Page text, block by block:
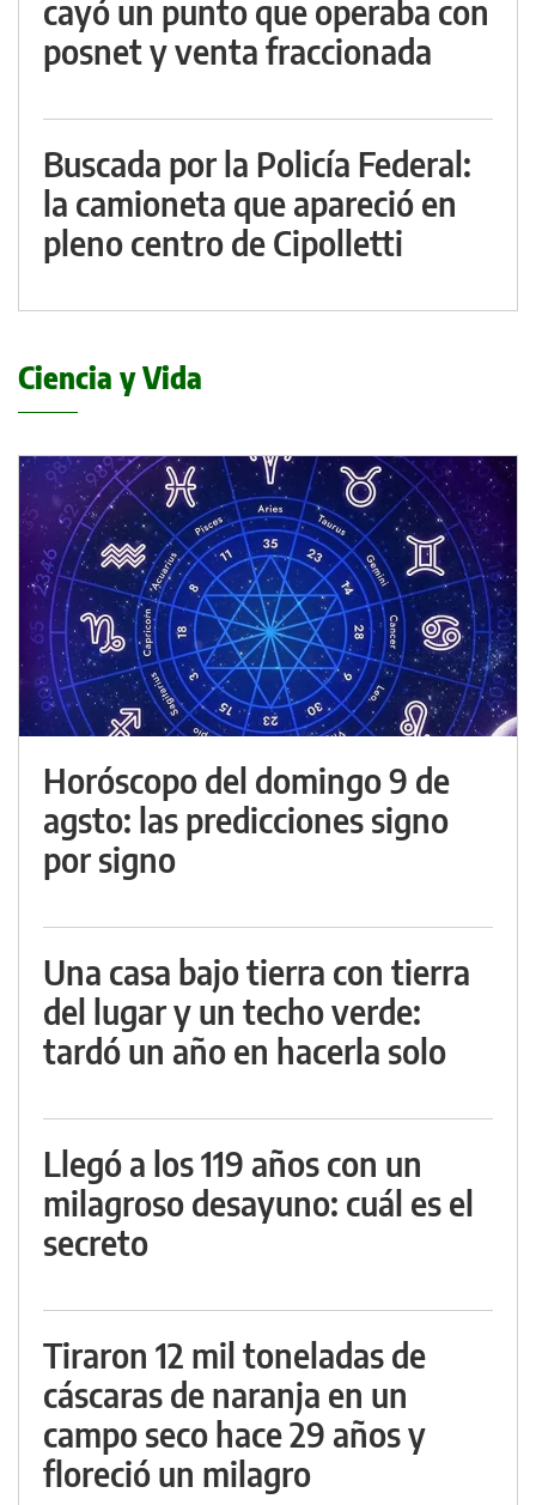
cayó un punto que operaba con
posnet y venta fraccionada
Buscada por la Policía Federal:
la camioneta que apareció en
pleno centro de Cipolletti
Ciencia y Vida
Horóscopo del domingo 9 de
agsto: las predicciones signo
por signo
Una casa bajo tierra con tierra
del lugar y un techo verde:
tardó un año en hacerla solo
Llegó a los 119 años con un
milagroso desayuno: cuál es el
secreto
Tiraron 12 mil toneladas de
cáscaras de naranja en un
campo seco hace 29 años y
floreció un milagro